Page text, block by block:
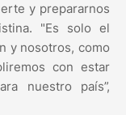
y prepararnos
"Es solo el
y nosotros, como
con estar
nuestro país”,